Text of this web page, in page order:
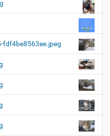
fdf4be8563ee.jpeg